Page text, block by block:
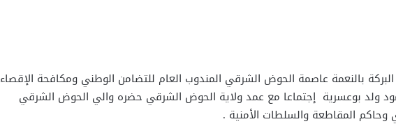
بالنعمة عاصمة الحوض الشرقي المندوب العام للتضامن الوطني ومكافحة الإقصاء
ولد بوعسرية إجتماعا مع عمد ولاية الحوض الشرقي حضره والي الحوض الشرقي
المقاطعة والسلطات الأمنية .